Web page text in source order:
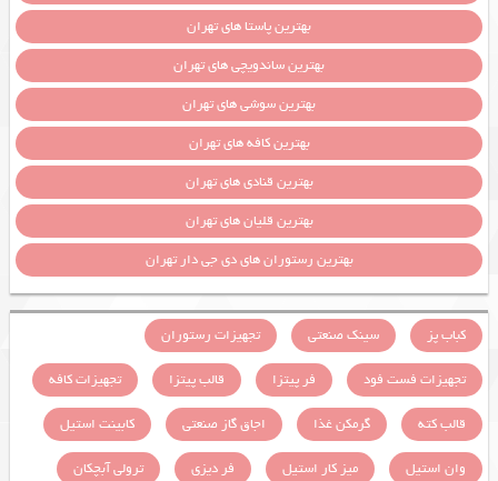
بهترین پاستا های تهران
بهترین ساندویچی های تهران
بهترین سوشی های تهران
بهترین کافه های تهران
بهترین قنادی های تهران
بهترین قلیان های تهران
بهترین رستوران های دی جی دار تهران
کباب پز سینک صنعتی
تجهیزات رستوران
تجهیزات فست فود
فر پیتزا قالب پیتزا
تجهیزات کافه
قالب کته
گرمکن غذا اجاق گاز صنعتی
کابینت استیل
وان استیل
میز کار استیل فر دیزی
ترولی آبچکان